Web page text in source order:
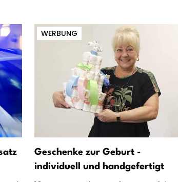
WERBUNG
Geschenke zur Geburt -
individuell und handgefertigt